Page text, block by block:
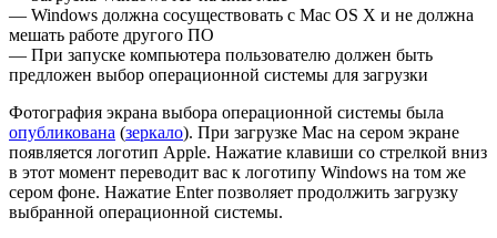
— Windows должна сосуществовать с Mac OS X и не должна
мешать работе другого ПО
— При запуске компьютера пользователю должен быть
предложен выбор операционной системы для загрузки
Фотография экрана выбора операционной системы была
опубликована (зеркало). При загрузке Mac на сером экране
появляется логотип Apple. Нажатие клавиши со стрелкой вниз
в этот момент переводит вас к логотипу Windows на том же
сером фоне. Нажатие Enter позволяет продолжить загрузку
выбранной операционной системы.